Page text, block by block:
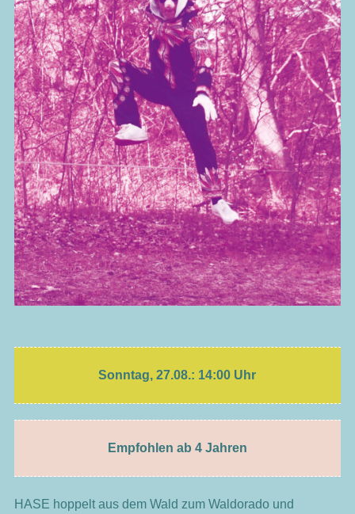
Sonntag, 27.08.: 14:00 Uhr
Empfohlen ab 4 Jahren
HASE hoppelt aus dem Wald zum Waldorado und